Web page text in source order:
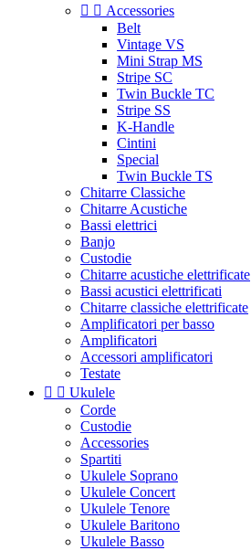
  Accessories
Belt
Vintage VS
Mini Strap MS
Stripe SC
Twin Buckle TC
Stripe SS
K-Handle
Cintini
Special
Twin Buckle TS
Chitarre Classiche
Chitarre Acustiche
Bassi elettrici
Banjo
Custodie
Chitarre acustiche elettrificate
Bassi acustici elettrificati
Chitarre classiche elettrificate
Amplificatori per basso
Amplificatori
Accessori amplificatori
Testate
  Ukulele
Corde
Custodie
Accessories
Spartiti
Ukulele Soprano
Ukulele Concert
Ukulele Tenore
Ukulele Baritono
Ukulele Basso